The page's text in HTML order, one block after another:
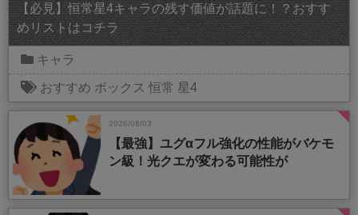
【必見】恒常星4キャラの残す価値が話題に！？おすす
めリストはコチラ
キャラ
おすすめ ボックス 恒常 星4
2026/08/03
【最強】ユグαフル強化の性能がバケモ
ン級！光クエが変わる可能性が